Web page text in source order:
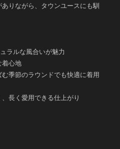
りながら、タウンユースにも馴
ラルな風合いが魅力
着心地
季節のラウンドでも快適に着用
長く愛用できる仕上がり